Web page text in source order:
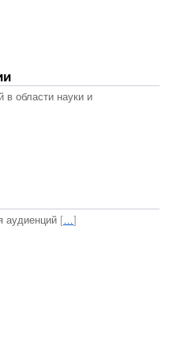
в области науки и
аудиенций […]